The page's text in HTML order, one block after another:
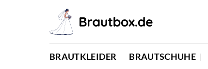
BRAUTKLEIDER BRAUTSCHUHE